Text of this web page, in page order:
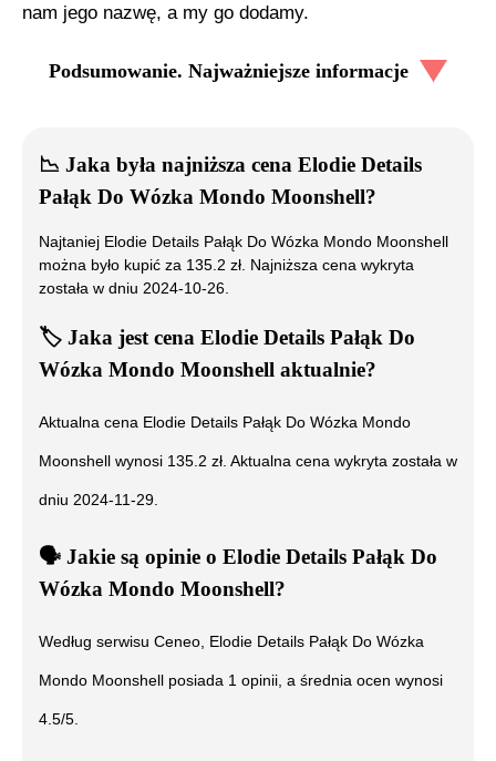
nam jego nazwę, a my go dodamy.
Podsumowanie. Najważniejsze informacje
📉 Jaka była najniższa cena Elodie Details
Pałąk Do Wózka Mondo Moonshell?
Najtaniej Elodie Details Pałąk Do Wózka Mondo Moonshell
można było kupić za 135.2 zł. Najniższa cena wykryta
została w dniu 2024-10-26
🏷️ Jaka jest cena Elodie Details Pałąk Do
Wózka Mondo Moonshell aktualnie?
Aktualna cena Elodie Details Pałąk Do Wózka Mondo
Moonshell wynosi 135.2 zł. Aktualna cena wykryta została w
dniu 2024-11-29
🗣️ ️ Jakie są opinie o Elodie Details Pałąk Do
Wózka Mondo Moonshell?
Według serwisu Ceneo, Elodie Details Pałąk Do Wózka
Mondo Moonshell posiada 1 opinii, a średnia ocen wynosi
4.5/5.